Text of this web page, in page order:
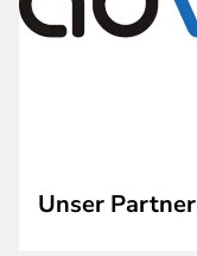
Unser Partner